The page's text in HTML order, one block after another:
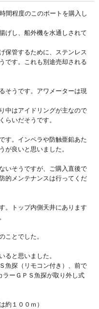
間程度のこのボートを購入し
げし、船外機を水通しされて
保管するために、ステンレス
です。これも別途売却される
そうです。アワメーターは現
中はアイドリングが主なので
らいだそうです。
す。インペラや防触亜鉛あた
が良いと思いました。
いそうですが、ご購入直後で
的メンテナンスは行ってくだ
。トップ内側天井にあります
ことでした。
ると思いました。
魚探（リモコン付き）、前で
ラーＧＰＳ魚探が取り外し式
約１００ｍ）